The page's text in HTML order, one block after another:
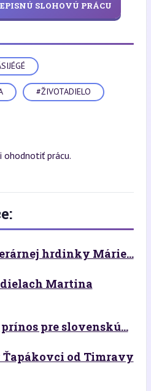
SLOHOVÚ PRÁCU
#ŽIVOTADIELO
ohodnotiť prácu.
hrdinky Márie...
Martina
pre slovenskú...
od Timravy